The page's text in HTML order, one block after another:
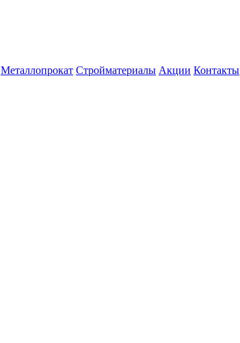
Металлопрокат Стройматериалы Акции Контакты